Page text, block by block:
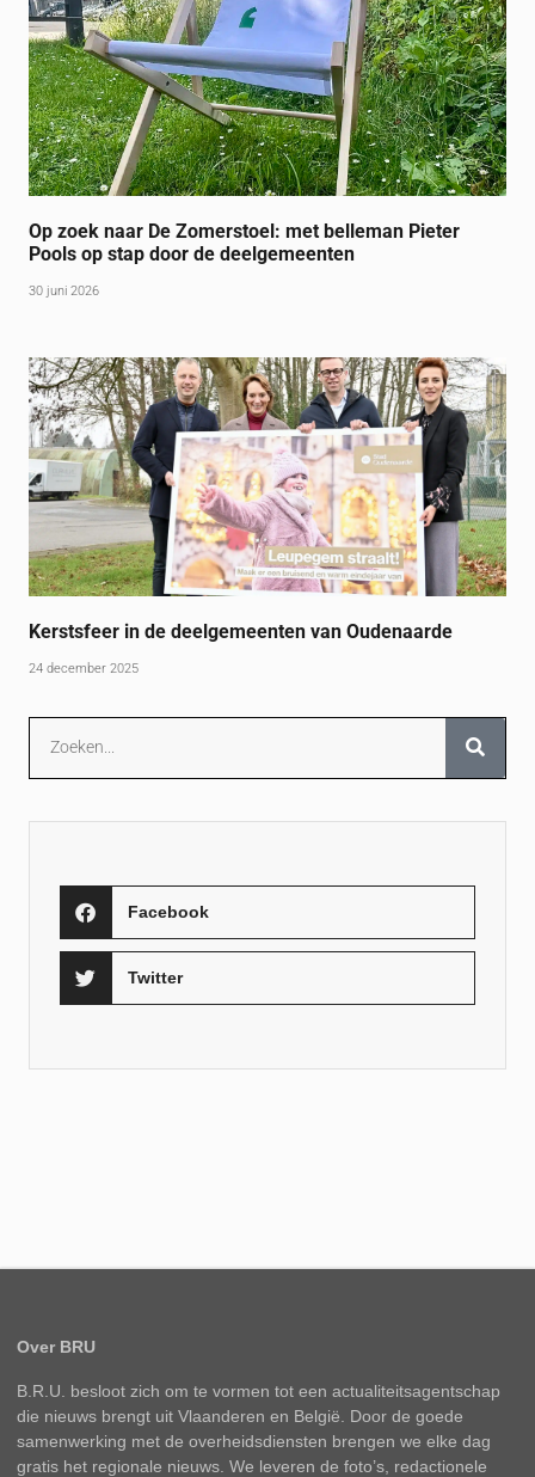
Op zoek naar De Zomerstoel: met belleman Pieter
Pools op stap door de deelgemeenten
30 juni 2026
Kerstsfeer in de deelgemeenten van Oudenaarde
24 december 2025
Facebook
Twitter
Over BRU
B.R.U. besloot zich om te vormen tot een actualiteitsagentschap
die nieuws brengt uit Vlaanderen en België. Door de goede
samenwerking met de overheidsdiensten brengen we elke dag
gratis het regionale nieuws. We leveren de foto’s, redactionele